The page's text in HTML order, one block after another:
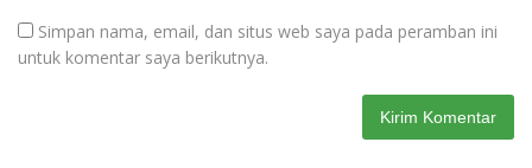
Simpan nama, email, dan situs web saya pada peramban ini
untuk komentar saya berikutnya.